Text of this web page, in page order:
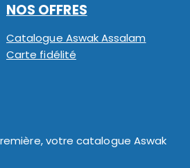
NOS OFFRES
Catalogue Aswak Assalam
Carte fidélité
votre catalogue Aswak